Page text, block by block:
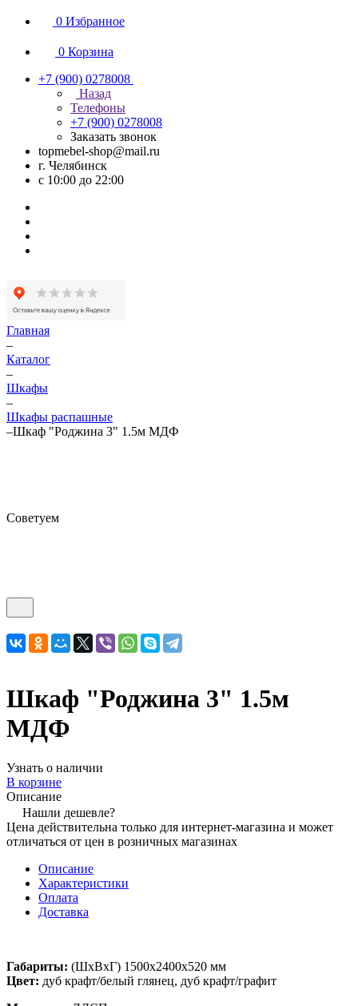
0 Избранное
0 Корзина
+7 (900) 0278008
Назад
Телефоны
+7 (900) 0278008
Заказать звонок
topmebel-shop@mail.ru
г. Челябинск
с 10:00 до 22:00
Главная
–
Каталог
–
Шкафы
–
Шкафы распашные
–Шкаф "Роджина 3" 1.5м МДФ
Советуем
Шкаф "Роджина 3" 1.5м
МДФ
Узнать о наличии
В корзине
Описание
Нашли дешевле?
Цена действительна только для интернет-магазина и может
отличаться от цен в розничных магазинах
Описание
Характеристики
Оплата
Доставка
Габариты: (ШхВхГ) 1500х2400х520 мм
Цвет: дуб крафт/белый глянец, дуб крафт/графит